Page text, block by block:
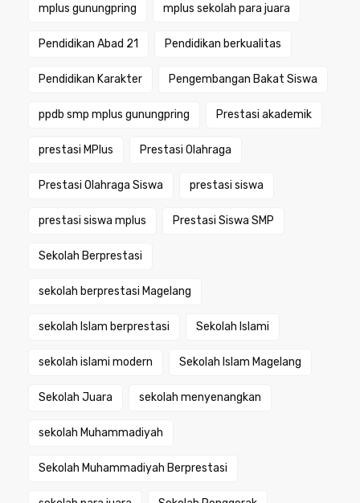
mplus gunungpring mplus sekolah para juara
Pendidikan Abad 21 Pendidikan berkualitas
Pendidikan Karakter Pengembangan Bakat Siswa
ppdb smp mplus gunungpring Prestasi akademik
prestasi MPlus Prestasi Olahraga
Prestasi Olahraga Siswa prestasi siswa
prestasi siswa mplus Prestasi Siswa SMP
Sekolah Berprestasi
sekolah berprestasi Magelang
sekolah Islam berprestasi Sekolah Islami
sekolah islami modern Sekolah Islam Magelang
Sekolah Juara sekolah menyenangkan
sekolah Muhammadiyah
Sekolah Muhammadiyah Berprestasi